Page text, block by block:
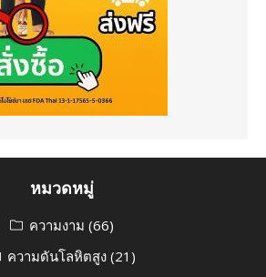
หมวดหมู่
ความงาม (66)
ความดันโลหิตสูง (21)